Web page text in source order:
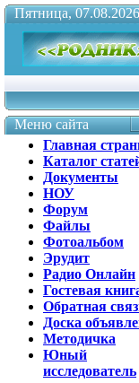
Пятница,
Меню сайта
Главная
Каталог
Документы
НОУ
Форум
Файлы
Фотоальбом
Эрудит
Радио Онлайн
Гостевая
Обратная
Доска
Методичка
Юный
исследователь